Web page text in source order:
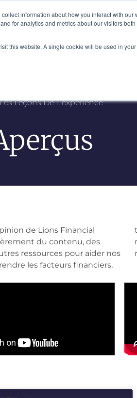
information about how you interact with
for analytics and metrics about our visitors
this website. A single cookie will be used in
Industries
Leçons De L'expérience
de Lions Financial
du contenu, des
ressources pour aider nos
les facteurs financiers,
de gestion des
sont pertinents pour leurs